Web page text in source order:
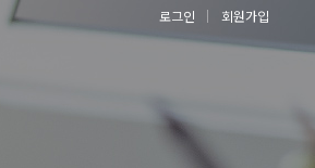
로그인 회원가입